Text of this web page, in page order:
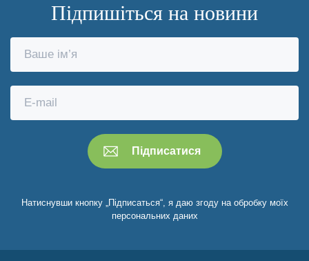
Підпишіться на новини
Натиснувши кнопку „Підписаться“, я даю згоду на обробку моїх
персональних даних